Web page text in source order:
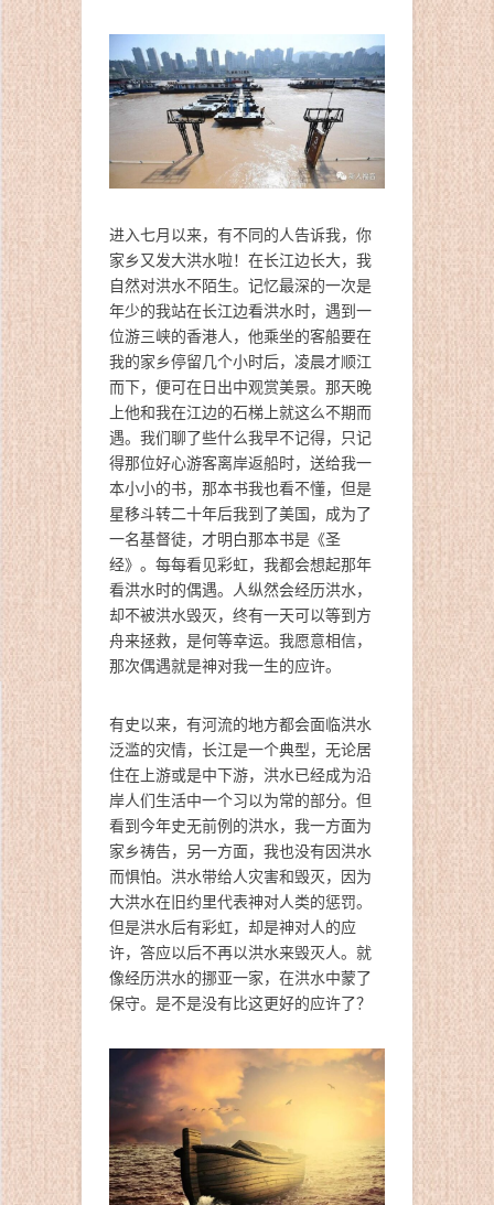
进入七月以来，有不同的人告诉我，你
家乡又发大洪水啦！在长江边长大，我
自然对洪水不陌生。记忆最深的一次是
年少的我站在长江边看洪水时，遇到一
位游三峡的香港人，他乘坐的客船要在
我的家乡停留几个小时后，凌晨才顺江
而下，便可在日出中观赏美景。那天晚
上他和我在江边的石梯上就这么不期而
遇。我们聊了些什么我早不记得，只记
得那位好心游客离岸返船时，送给我一
本小小的书，那本书我也看不懂，但是
星移斗转二十年后我到了美国，成为了
一名基督徒，才明白那本书是《圣
经》。每每看见彩虹，我都会想起那年
看洪水时的偶遇。人纵然会经历洪水，
却不被洪水毁灭，终有一天可以等到方
舟来拯救，是何等幸运。我愿意相信，
那次偶遇就是神对我一生的应许。
有史以来，有河流的地方都会面临洪水
泛滥的灾情，长江是一个典型，无论居
住在上游或是中下游，洪水已经成为沿
岸人们生活中一个习以为常的部分。但
看到今年史无前例的洪水，我一方面为
家乡祷告，另一方面，我也没有因洪水
而惧怕。洪水带给人灾害和毁灭，因为
大洪水在旧约里代表神对人类的惩罚。
但是洪水后有彩虹，却是神对人的应
许，答应以后不再以洪水来毁灭人。就
像经历洪水的挪亚一家，在洪水中蒙了
保守。是不是没有比这更好的应许了？